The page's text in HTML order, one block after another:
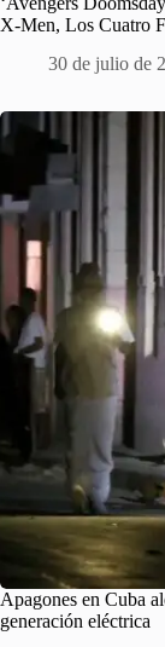
X-Men, Los Cuatro
30 de julio de
Apagones en Cuba
generación eléctrica